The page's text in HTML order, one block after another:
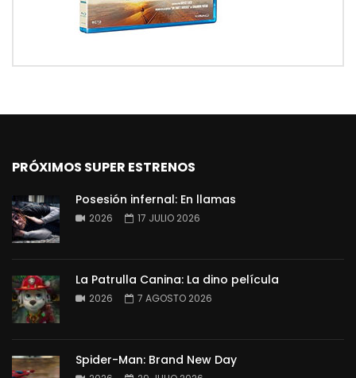
PRÓXIMOS SUPER ESTRENOS
Posesión infernal: En llamas
2026 17 JULIO 2026
La Patrulla Canina: La dino película
2026 7 AGOSTO 2026
Spider-Man: Brand New Day